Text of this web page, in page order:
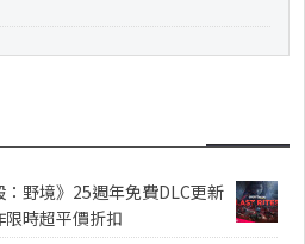
：野境》25週年免費DLC更新
時超平價折扣